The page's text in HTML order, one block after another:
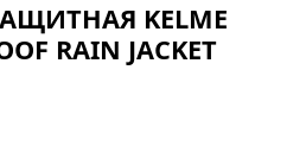
KELME
RAIN JACKET